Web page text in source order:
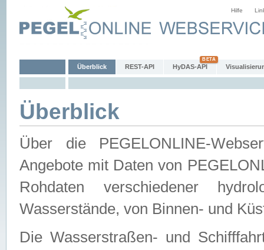
Hilfe
Überblick REST-API HyDAS-API
Überblick
Über die PEGELONLINE-
Angebote mit Daten von
Rohdaten verschiedener
Wasserstände, von Binnen- und
Die Wasserstraßen- und